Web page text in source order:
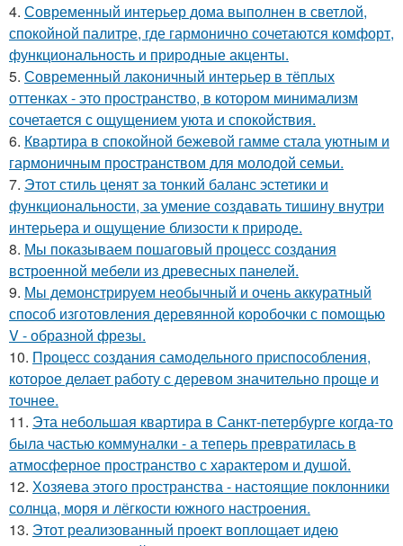
4. Современный интерьер дома выполнен в светлой,
спокойной палитре, где гармонично сочетаются комфорт,
функциональность и природные акценты.
5. Современный лаконичный интерьер в тёплых
оттенках - это пространство, в котором минимализм
сочетается с ощущением уюта и спокойствия.
6. Квартира в спокойной бежевой гамме стала уютным и
гармоничным пространством для молодой семьи.
7. Этот стиль ценят за тонкий баланс эстетики и
функциональности, за умение создавать тишину внутри
интерьера и ощущение близости к природе.
8. Мы показываем пошаговый процесс создания
встроенной мебели из древесных панелей.
9. Мы демонстрируем необычный и очень аккуратный
способ изготовления деревянной коробочки с помощью
V - образной фрезы.
10. Процесс создания самодельного приспособления,
которое делает работу с деревом значительно проще и
точнее.
11. Эта небольшая квартира в Санкт-петербурге когда-то
была частью коммуналки - а теперь превратилась в
атмосферное пространство с характером и душой.
12. Хозяева этого пространства - настоящие поклонники
солнца, моря и лёгкости южного настроения.
13. Этот реализованный проект воплощает идею